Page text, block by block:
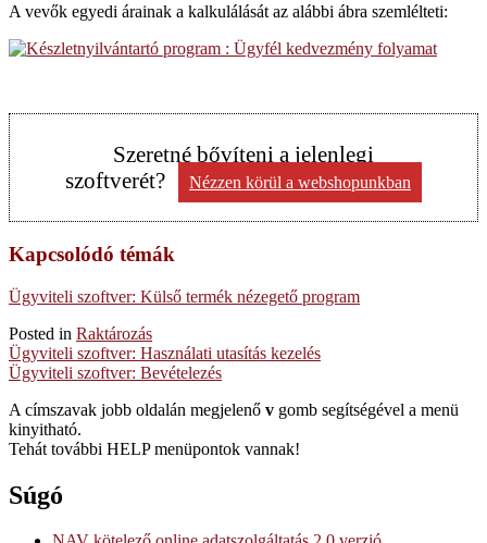
A vevők egyedi árainak a kalkulálását az alábbi ábra szemlélteti:
Szeretné bővíteni a jelenlegi
szoftverét?
Nézzen körül a webshopunkban
Kapcsolódó témák
Ügyviteli szoftver: Külső termék nézegető program
Posted in Raktározás
Post
navigation
Ügyviteli szoftver: Használati utasítás kezelés
Ügyviteli szoftver: Bevételezés
A címszavak jobb oldalán megjelenő v gomb segítségével a menü
kinyitható.
Tehát további HELP menüpontok vannak!
Súgó